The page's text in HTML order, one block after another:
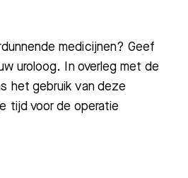
medicijnen? Geef
uroloog. In overleg met de
het gebruik van deze
tijd voor de operatie